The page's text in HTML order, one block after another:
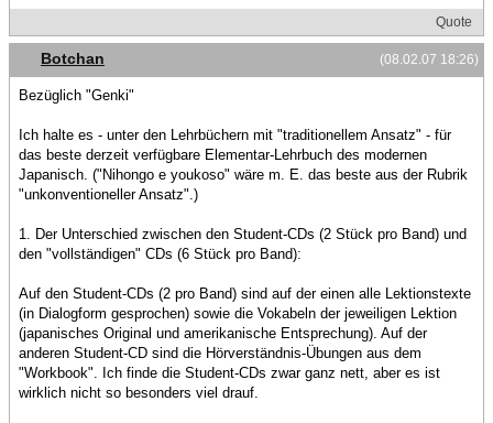
Quote
(08.02.07 18:26)
Botchan
Bezüglich "Genki"
Ich halte es - unter den Lehrbüchern mit "traditionellem Ansatz" - für
das beste derzeit verfügbare Elementar-Lehrbuch des modernen
Japanisch. ("Nihongo e youkoso" wäre m. E. das beste aus der Rubrik
"unkonventioneller Ansatz".)
1. Der Unterschied zwischen den Student-CDs (2 Stück pro Band) und
den "vollständigen" CDs (6 Stück pro Band):
Auf den Student-CDs (2 pro Band) sind auf der einen alle Lektionstexte
(in Dialogform gesprochen) sowie die Vokabeln der jeweiligen Lektion
(japanisches Original und amerikanische Entsprechung). Auf der
anderen Student-CD sind die Hörverständnis-Übungen aus dem
"Workbook". Ich finde die Student-CDs zwar ganz nett, aber es ist
wirklich nicht so besonders viel drauf.